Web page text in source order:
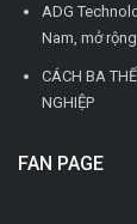
ADG
Nam, mở
CÁCH BA
NGHIỆP
FAN PAGE